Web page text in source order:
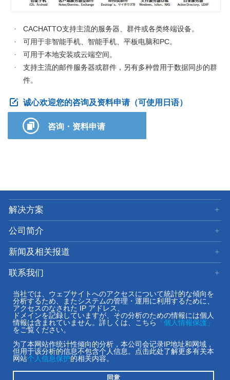
当社では、ウェブサイトへのアクセスについて統計的な傾向を
分析するため、またシステムの管理・運用に利用するために、
アクセスのなされた IP アドレス、
ドメインを記録していますが、その分析のための情報には個人
情報は含まれていません。詳しくは、こちら
「個人情報保護」
をご覧ください。
为了本网站作统计性倾向的分析，本公司会记录IP地址和网域，
但用于该分析的信息不包含个人信息。点击此处了解更多有关本
网站个人信息保护的相关内容。
同意
CACHATTO支持主流的服务器、群件或各类终端设备。
可用于非智能手机、智能手机、平板电脑和PC。
可用于本地安装或云端空间。
支持主流的邮件服务器或群件，另有多种曾用于数据同步的群
件。
诚心欢迎您的咨询及资料申请（可使用日语）
咨询・资料申请
解决方案
公司简介
新闻及相关报道
联系我们
网站使用
+86-21-5108-8830
©Copyright 2009-2026iVision Shanghai Co., Ltd. All Rights Reserved.
沪ICP备09091858号